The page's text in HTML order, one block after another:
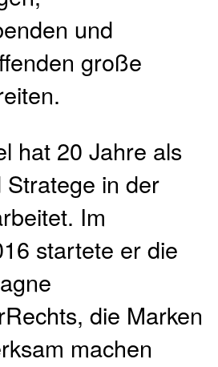
und
große
hat 20 Jahre als
Stratege in der
Im
startete er die
die Marken
machen